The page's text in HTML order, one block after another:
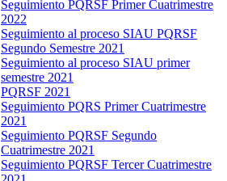
Seguimiento PQRSF Primer Cuatrimestre
2022
Seguimiento al proceso SIAU PQRSF
Segundo Semestre 2021
Seguimiento al proceso SIAU primer
semestre 2021
PQRSF 2021
Seguimiento PQRS Primer Cuatrimestre
2021
Seguimiento PQRSF Segundo
Cuatrimestre 2021
Seguimiento PQRSF Tercer Cuatrimestre